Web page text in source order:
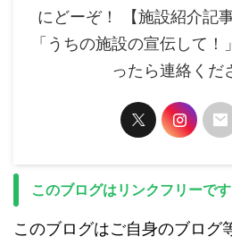
にどーぞ！ 【施設紹介記
「うちの施設の宣伝して
ったら連絡くだ
このブログはリンクフリーです
このブログはご自身のブログ